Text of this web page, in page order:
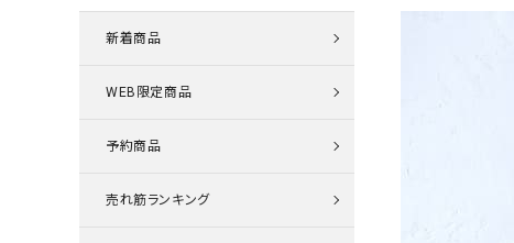
新着商品
WEB限定商品
予約商品
売れ筋ランキング